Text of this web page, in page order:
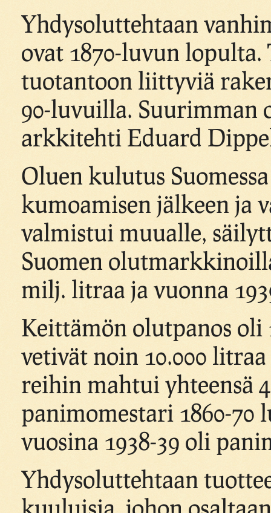
Yhdysoluttehtaan
ovat 1870-luvun
tuotantoon liittyviä
90-luvuilla. Suurimman
arkkitehti Eduard
Oluen kulutus
kumoamisen jälkeen ja
valmistui muualle,
Suomen
milj. litraa ja vuonna
Keittämön olutpanos oli
vetivät noin 10.000
reihin mahtui yhteensä
panimomestari 1860-70
vuosina 1938-39 oli
Yhdysoluttehtaan
kuuluisia, johon